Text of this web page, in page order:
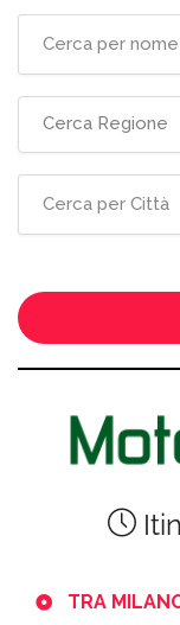
Cerca Regione
TRA